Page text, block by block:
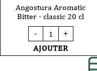
Angostura Aromatic
Bitter - classic 20 cl
-
quantité
de
Angostura
Aromatic
+
AJOUTER